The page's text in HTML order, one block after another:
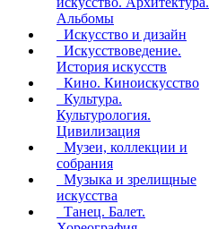
Альбомы
Искусство и дизайн
Искусствоведение.
История искусств
Кино. Киноискусство
Культура.
Культурология.
Цивилизация
Музеи, коллекции и
собрания
Музыка и зрелищные
искусства
Танец. Балет.